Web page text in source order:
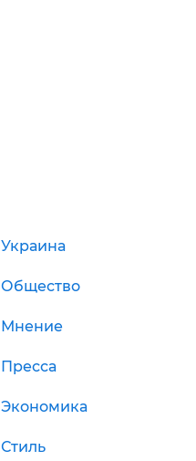
Украина
Общество
Мнение
Пресса
Экономика
Стиль